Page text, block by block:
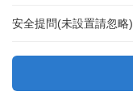
安全提問(未設置請忽略)